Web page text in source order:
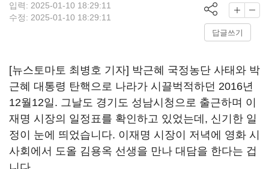
입력: 2025-01-10 18:29:11
수정: 2025-01-10 18:29:11
답글쓰기
[뉴스토마토 최병호 기자] 박근혜 국정농단 사태와 박
근혜 대통령 탄핵으로 나라가 시끌벅적하던 2016년
12월12일. 그날도 경기도 성남시청으로 출근하며 이
재명 시장의 일정표를 확인하고 있었는데, 신기한 일
정이 눈에 띄었습니다. 이재명 시장이 저녁에 영화 시
사회에서 도올 김용옥 선생을 만나 대담을 한다는 겁